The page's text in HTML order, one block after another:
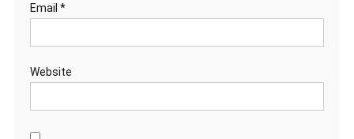
Email *
Website